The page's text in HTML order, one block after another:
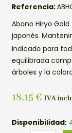
Referencia:
Abono Hiryo
japonés.
Indicado para
equilibrada
árboles y la
18,15 € IVA
Disponibilidad:
ABONO